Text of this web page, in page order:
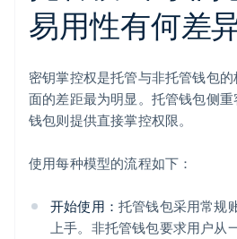
易用性有何差
密钥掌控权是托管与非托管钱包
面的差距最为明显。托管钱包侧
钱包则提供直接掌控权限。
使用每种模型的流程如下：
开始使用： 托管钱包采用常规
上手。非托管钱包要求用户从